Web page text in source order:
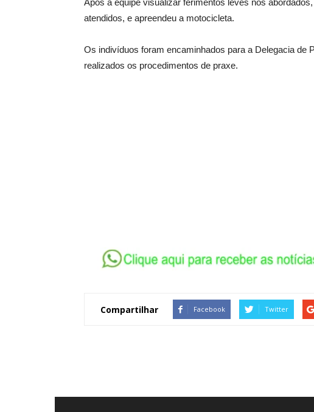
Após a equipe visualizar ferimentos leves nos
atendidos, e apreendeu a motocicleta.
Os indivíduos foram encaminhados para a Delegacia de
realizados os procedimentos de praxe.
Compartilhar Facebook Twitter